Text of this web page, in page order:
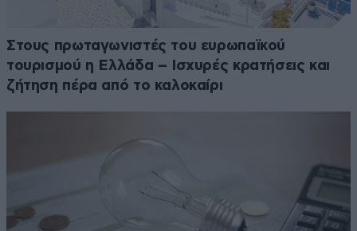
Στους πρωταγωνιστές του ευρωπαϊκού
τουρισμού η Ελλάδα – Ισχυρές κρατήσεις και
ζήτηση πέρα από το καλοκαίρι